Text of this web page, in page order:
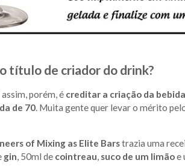
título de criador do drink?
porém, é creditar a criação da bebida
de 70. Muita gente quer levar o mérito
of Mixing as Elite Barstrazia uma
gin, 50ml de cointreau, suco de um limãoe